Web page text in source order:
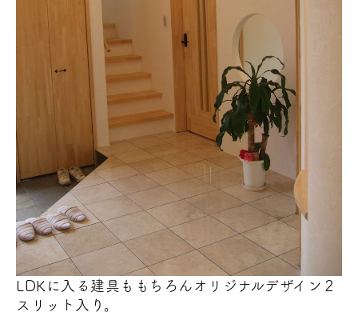
LDKに入る建具ももちろんオリジナルデザイン ２
スリット入り。